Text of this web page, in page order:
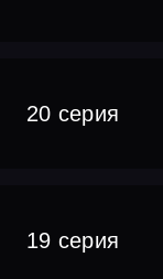
20 серия
19 серия